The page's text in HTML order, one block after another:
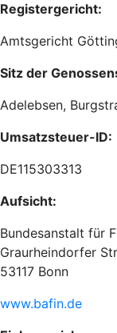
Registergericht:
Amtsgericht
Sitz der
Adelebsen,
Umsatzsteuer-ID:
DE115303313
Aufsicht:
Bundesanstalt für
Graurheindorfer
53117 Bonn
www.bafin.de